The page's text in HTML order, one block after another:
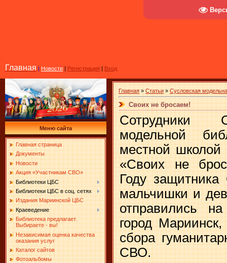
Главная | Новости | Регистрация | Вход
Меню сайта
Главная страница
Документы
Новости
Акция «Участникам СВО»
Библиотеки ЦБС
Библиотеки ЦБС в соц. сетях
Издания Мариинской ЦБС
Краеведение
Библиотека предлагает.
Выбираете - вы!
Независимая оценка качества
оказания услуг
Каталог сайтов
Фотоальбомы
Главная » Статьи » Сусловская
Своих не бросаем!
Сотрудники
модельной
местной школой
«Своих не
Году
мальчишки и
отправились
город
сбора
СВО.